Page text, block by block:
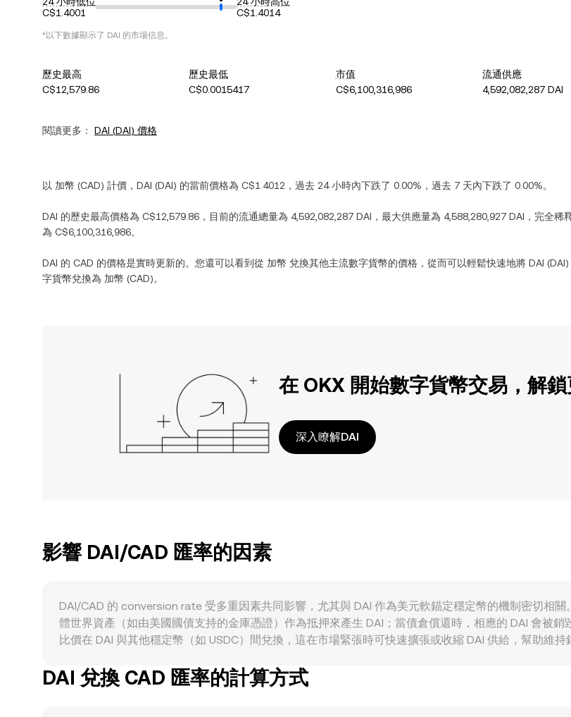
C$1.4001
C$1.4014
*以下數據顯示了 DAI 的市場信息。
歷史最高
C$12,579.86
歷史最低
C$0.0015417
市值
C$6,100,316,986
流通供應
4,592,082,287 DAI
閱讀更多： DAI (DAI) 價格
以 加幣 (CAD) 計價， DAI (DAI) 的當前價格為 C$1.4012 ，過去 24 小時內下跌了 0.00% ，過去 7 天內下跌了 0.00%。
DAI 的歷史最高價格為 C$12,579.86 ，目前的流通總量為 4,592,082,287 DAI ，最大供應量為 4,588,280,927 DAI ，完全稀
為 C$6,100,316,986。
DAI 的 CAD 的價格是實時更新的。您還可以看到從 加幣 兌換其他主流數字貨幣的價格，從而可以輕鬆快速地將 DAI (DAI)
字貨幣兌換為 加幣 (CAD)。
在 OKX 開始數字貨幣交易，解
深入瞭解DAI
影響 DAI/CAD 匯率的因素
DAI/CAD 的 conversion rate 受多重因素共同影響，尤其與 DAI 作為美元軟錨定穩定幣的機制密切相
體世界資產（如由美國國債支持的金庫憑證）作為抵押來產生 DAI；當債倉償還時，相應的 DAI 會被
比價在 DAI 與其他穩定幣（如 USDC）間兌換，這在市場緊張時可快速擴張或收縮 DAI 供給，幫助維
供給擴張，而是以治理參數（例如穩定費率、抵押品上限）調節供需。需求面則與 DAI 的使用情境高
採用程度，會左右市場對 DAI 的持有與交易需求；當以太坊與主流公鏈上的協議活動增加，對 DAI 作
DAI 兌換 CAD 匯率的計算方式